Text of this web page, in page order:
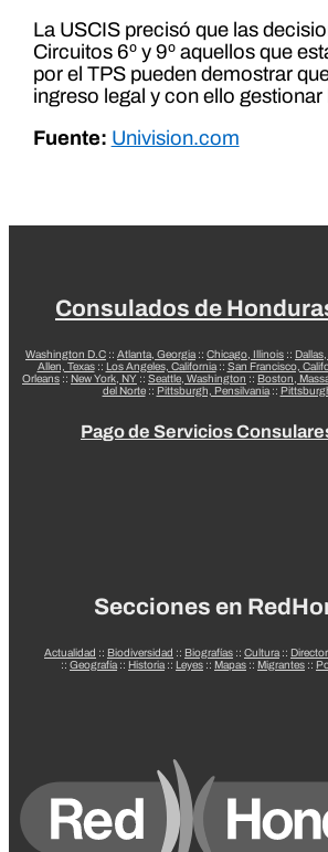
La USCIS precisó que las
Circuitos 6º y 9º aquellos que
por el TPS pueden demostrar
ingreso legal y con ello gestionar
Fuente: Univision.com
Consulados de
Washington D.C :: Atlanta, Georgia :: Chicago, Illinois ::
Allen, Texas:: Los Angeles, California:: San Francisco,
Orleans :: New York, NY :: Seattle, Washington :: Boston,
del Norte:: Pittsburgh, Pensilvania::
Pago de Servicios
Secciones en
Actualidad :: Biodiversidad :: Biografías :: Cultura ::
:: Geografía :: Historia :: Leyes :: Mapas :: Migrantes ::